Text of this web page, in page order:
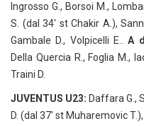
Ingrosso G., Borsoi M.,
S. (dal 34′ st Chakir A.),
Gambale D., Volpicelli E..A
Della Quercia R., Foglia M.,
Traini D.
JUVENTUS U23: Daffara G.,
D. (dal 37′ st Muharemovic